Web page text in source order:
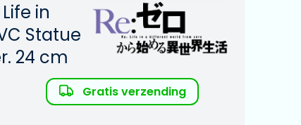
in
Statue
24 cm
Gratis verzending